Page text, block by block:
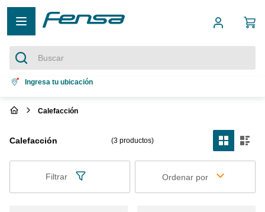
Buscar
Términos más buscados
3. bottom freezer
4.
Ingresa tu ubicación
Calefacción
Calefacción 3 productos
Filtrar Ordenar por